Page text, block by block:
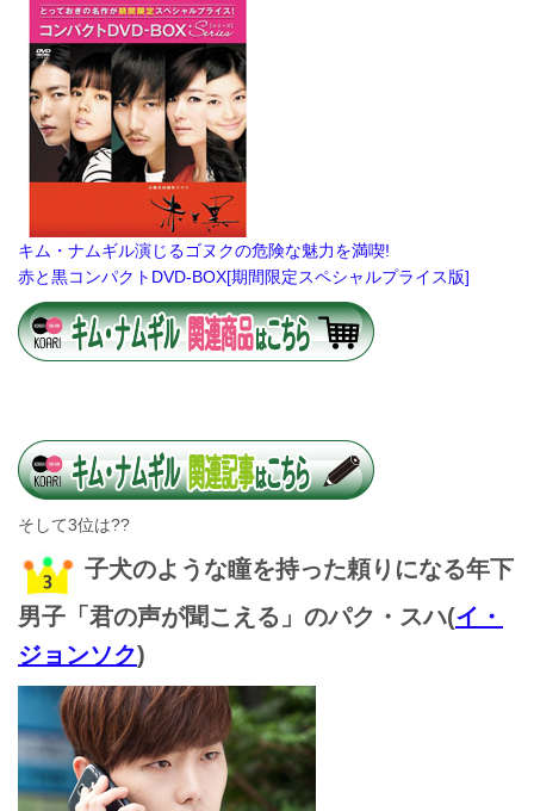
キム・ナムギル演じるゴヌクの危険な魅力を満喫!
赤と黒コンパクトDVD-BOX[期間限定スペシャルプライス版]
そして3位は??
子犬のような瞳を持った頼りになる年下
男子「君の声が聞こえる」のパク・スハ(イ・
ジョンソク)